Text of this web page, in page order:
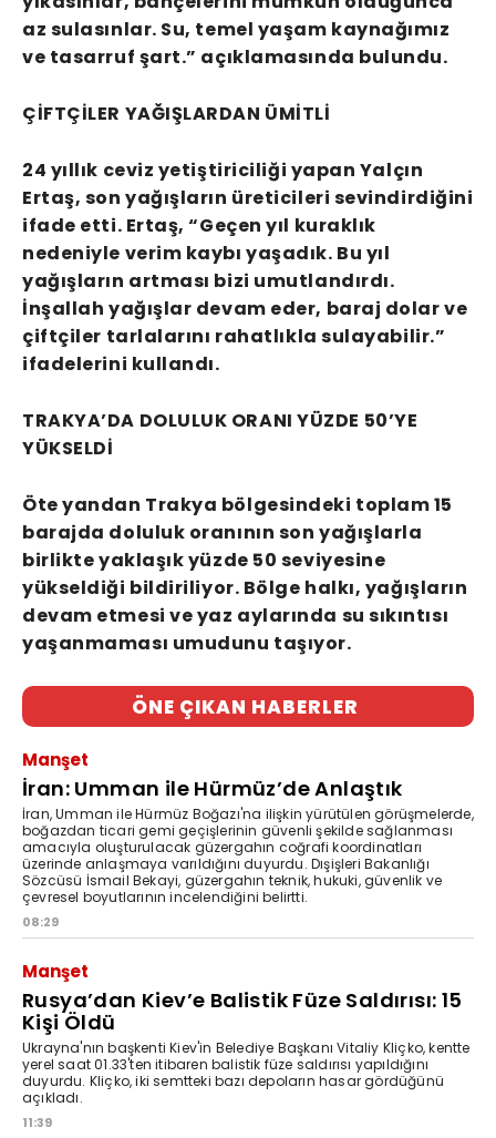
az sulasınlar. Su, temel yaşam kaynağımız
ve tasarruf şart.” açıklamasında bulundu.
ÇİFTÇİLER YAĞIŞLARDAN ÜMİTLİ
24 yıllık ceviz yetiştiriciliği yapan Yalçın
Ertaş, son yağışların üreticileri sevindirdiğini
ifade etti. Ertaş, “Geçen yıl kuraklık
nedeniyle verim kaybı yaşadık. Bu yıl
yağışların artması bizi umutlandırdı.
İnşallah yağışlar devam eder, baraj dolar ve
çiftçiler tarlalarını rahatlıkla sulayabilir.”
ifadelerini kullandı.
TRAKYA’DA DOLULUK ORANI YÜZDE 50’YE
YÜKSELDİ
Öte yandan Trakya bölgesindeki toplam 15
barajda doluluk oranının son yağışlarla
birlikte yaklaşık yüzde 50 seviyesine
yükseldiği bildiriliyor. Bölge halkı, yağışların
devam etmesi ve yaz aylarında su sıkıntısı
yaşanmaması umudunu taşıyor.
ÖNE ÇIKAN HABERLER
Manşet
İran: Umman ile Hürmüz’de Anlaştık
İran, Umman ile Hürmüz Boğazı'na ilişkin yürütülen görüşmelerde,
boğazdan ticari gemi geçişlerinin güvenli şekilde sağlanması
amacıyla oluşturulacak güzergahın coğrafi koordinatları
üzerinde anlaşmaya varıldığını duyurdu. Dışişleri Bakanlığı
Sözcüsü İsmail Bekayi, güzergahın teknik, hukuki, güvenlik ve
çevresel boyutlarının incelendiğini belirtti.
08:29
Manşet
Rusya’dan Kiev’e Balistik Füze Saldırısı: 15
Kişi Öldü
Ukrayna'nın başkenti Kiev'in Belediye Başkanı Vitaliy Kliçko, kentte
yerel saat 01.33'ten itibaren balistik füze saldırısı yapıldığını
duyurdu. Kliçko, iki semtteki bazı depoların hasar gördüğünü
açıkladı.
11:39